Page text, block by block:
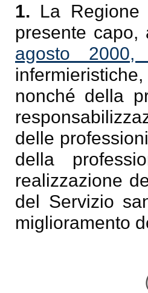
1. La
presente
agosto
nonché della
delle
della
realizzazione
del Servizio
miglioramento